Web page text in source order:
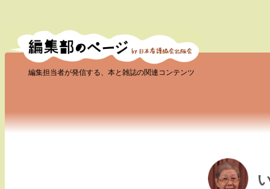
編集担当者が発信する、本と雑誌の関連コンテンツ